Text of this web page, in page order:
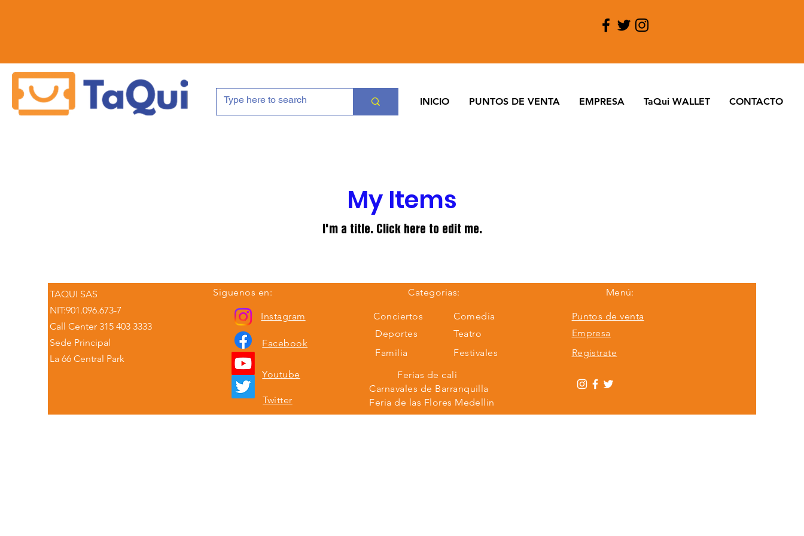
INICIO PUNTOS DE VENTA EMPRESA TaQui WALLET CONTACTO
My Items
I'm a title. ​Click here to edit me.
TAQUI SAS
NIT:901.096.673-7
Call Center 315 403 3333
Sede Principal
La 66 Central Park
Siguenos en:
Instagram
Facebook
Youtube
Twitter
Categorias:
Conciertos
Deportes
Familia
Comedia
Teatro
Festivales
Ferias de cali
Carnavales de Barranquilla
Feria de las Flores Medellin
Menú:
Puntos de venta
Empresa
Registrate